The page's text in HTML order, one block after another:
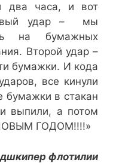
два часа, и вот
удар – мы
на бумажных
Второй удар –
бумажки. И кода
все кинули
в стакан
выпили, а потом
ГОДОМ!!!!»
флотилии